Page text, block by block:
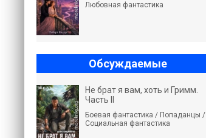
Любовная фантастика
Обсуждаемые
Не брат я вам, хоть и Гримм.
Часть II
Боевая фантастика / Попаданцы /
Социальная фантастика